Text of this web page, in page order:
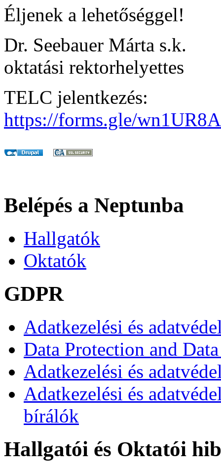
Éljenek a lehetőséggel!
Dr. Seebauer Márta s.k.
oktatási rektorhelyettes
TELC jelentkezés:
https://forms.gle/
Belépés a Neptunba
Hallgatók
Oktatók
GDPR
Adatkezelési és
Data Protection and
Adatkezelési és
Adatkezelési és
bírálók
Hallgatói és Oktatói